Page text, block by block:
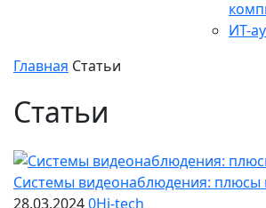
ИТ-
Главная Статьи
Статьи
Системы видеонаблюдения: плюсы
28.03.20240Hi-tech